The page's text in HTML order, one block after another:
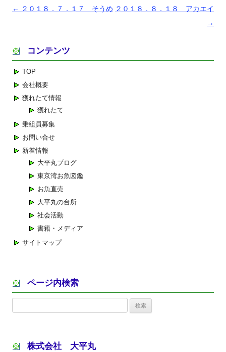
投
ビ
ン
← ２０１８．７．１７ そうめ ２０１８．８．１８ アカエイ
→
コンテンツ
TOP
会社概要
獲れたて情報
獲れたて
乗組員募集
お問い合せ
新着情報
大平丸ブログ
東京湾お魚図鑑
お魚直売
大平丸の台所
社会活動
書籍・メディア
サイトマップ
ページ内検索
株式会社 大平丸